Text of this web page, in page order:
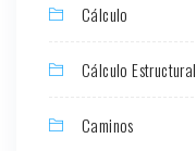
Cálculo
Cálculo Estructural
Caminos